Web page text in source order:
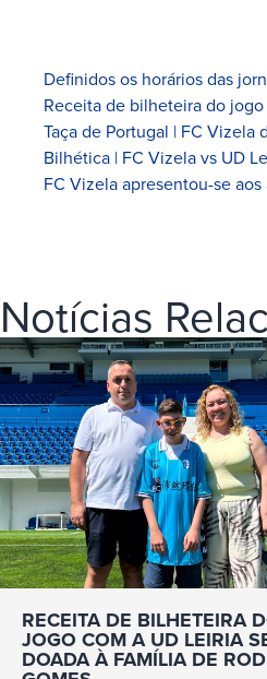
Definidos os horários das
Receita de bilheteira do
Taça de Portugal | FC
Bilhética | FC Vizela vs UD
FC Vizela apresentou-se
Notícias
RECEITA DE BILHETEIRA
JOGO COM A UD LEIRIA
DOADA À FAMÍLIA DE